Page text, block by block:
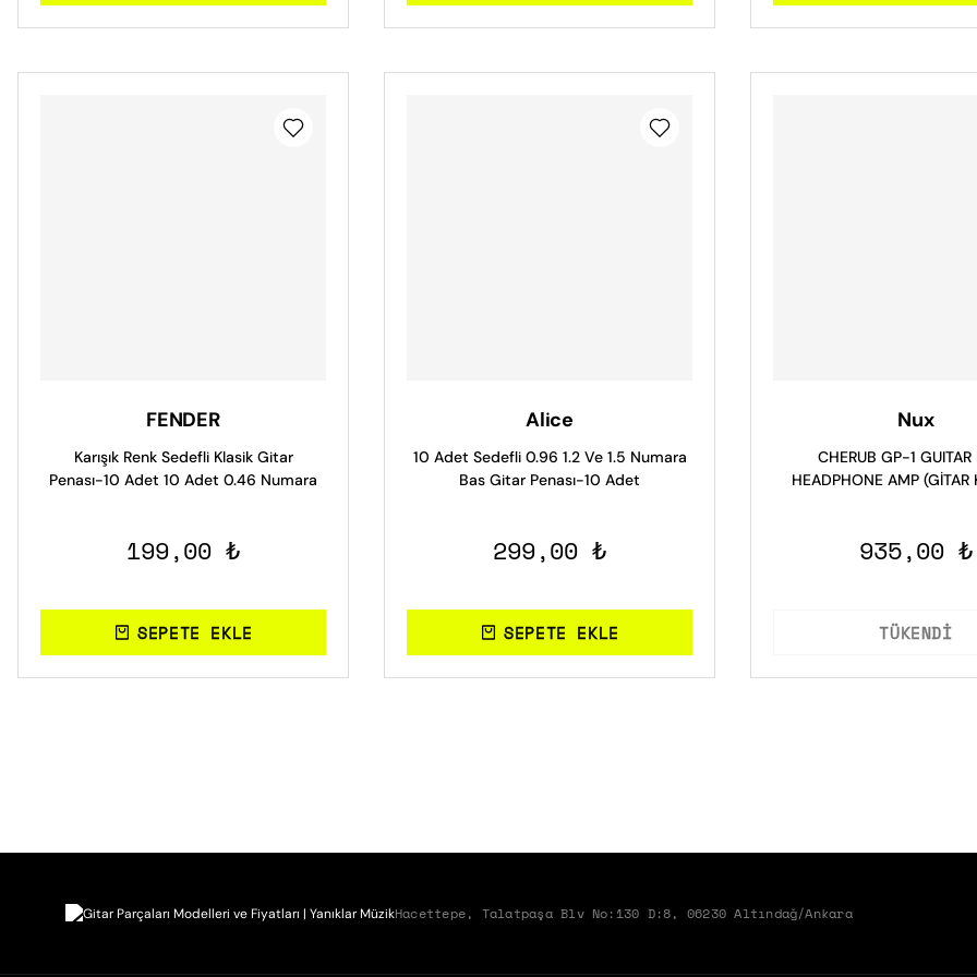
FENDER
Karışık Renk Sedefli Klasik Gitar
Penası-10 Adet 10 Adet 0.46 Numara
199,00 ₺
SEPETE EKLE
Alice
10 Adet Sedefli 0.96 1.2 Ve 1.5 Numara
Bas Gitar Penası-10 Adet
299,00 ₺
SEPETE EKLE
Nux
CHERUB GP-1 GUITAR
HEADPHONE AMP (GİTAR
935,00 ₺
TÜKENDİ
Hacettepe, Talatpaşa Blv No:130 D:8, 06230 Altındağ/Ankara